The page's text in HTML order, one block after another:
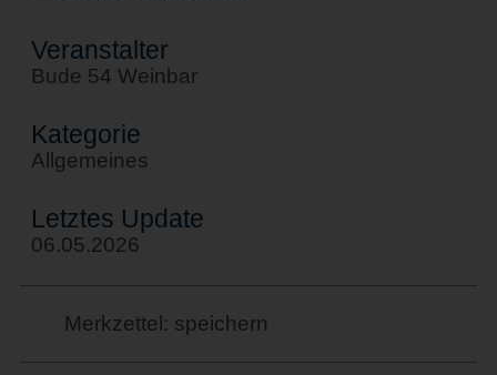
Veranstalter
Bude 54 Weinbar
Kategorie
Allgemeines
Letztes Update
06.05.2026
Merkzettel: speichern